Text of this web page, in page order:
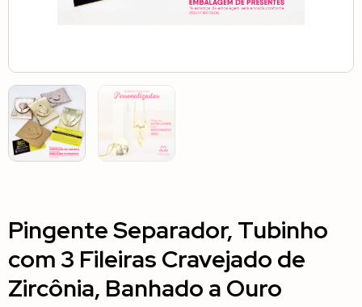
Pingente Separador, Tubinho
com 3 Fileiras Cravejado de
Zircônia, Banhado a Ouro